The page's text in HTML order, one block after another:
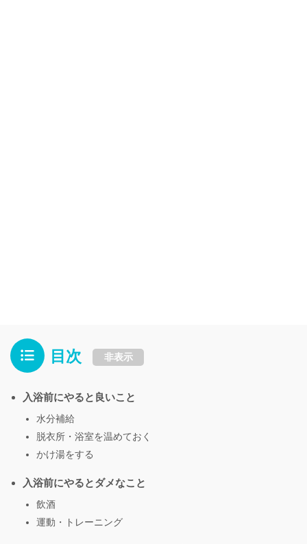
目次 非表示
入浴前にやると良いこと
水分補給
脱衣所・浴室を温めておく
かけ湯をする
入浴前にやるとダメなこと
飲酒
運動・トレーニング